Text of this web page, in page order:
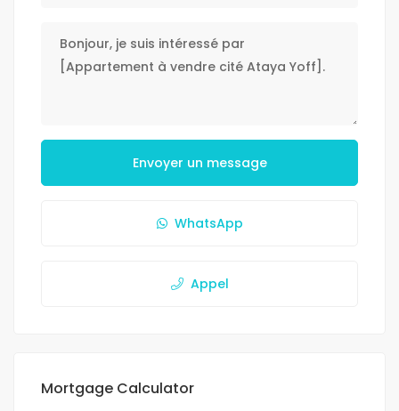
Envoyer un message
WhatsApp
Appel
Mortgage Calculator